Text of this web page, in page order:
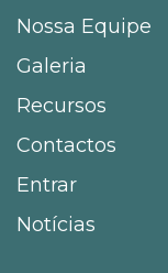
Nossa Equipe
Galeria
Recursos
Contactos
Entrar
Notícias